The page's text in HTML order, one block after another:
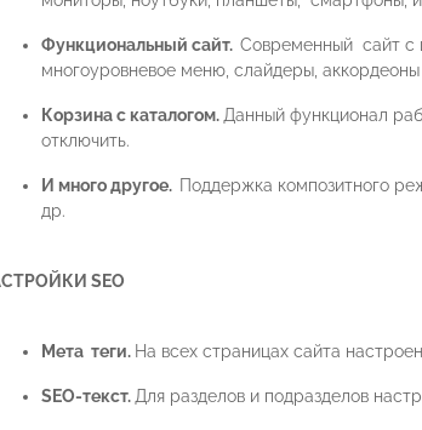
Функциональный сайт. Современный сайт с
многоуровневое меню, слайдеры,
Корзина с каталогом.Данный функционал
отключить.
И много другое. Поддержка композитного
др.
SEO
Мета теги. На всех страницах сайта
SEO-текст.Для разделов и подразделов